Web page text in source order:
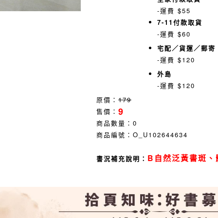
-運費 $55
7-11付款取貨
-運費 $60
宅配／貨運／郵寄
-運費 $120
外島
-運費 $120
原價： 179
售價： 9
商品數量： 0
商品編號： O_U102644634
書況補充說明： B自然泛黃書斑、